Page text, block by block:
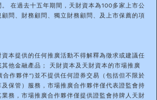
在過去十五年期間，天財資本為100多家上市公
問、財務顧問、獨立財務顧問、及上市保薦的項
本提供的任何推廣活動不得解釋為徵求或建議任
他金融產品； 天財資本及天財資本的市場推廣
合作夥伴”)並不提供任何證券交易（包括但不限於
保管）服務，市場推廣合作夥伴僅代表證監會持
務，市場推廣合作夥伴僅提供證監會持牌人天財